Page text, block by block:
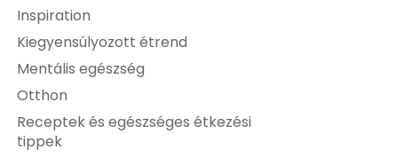
Inspiration
Kiegyensúlyozott étrend
Mentális egészség
Otthon
Receptek és egészséges étkezési
tippek